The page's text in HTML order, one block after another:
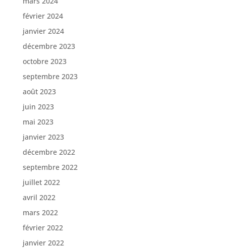
février 2024
janvier 2024
décembre 2023
octobre 2023
septembre 2023
août 2023
juin 2023
mai 2023
janvier 2023
décembre 2022
septembre 2022
juillet 2022
avril 2022
mars 2022
février 2022
janvier 2022